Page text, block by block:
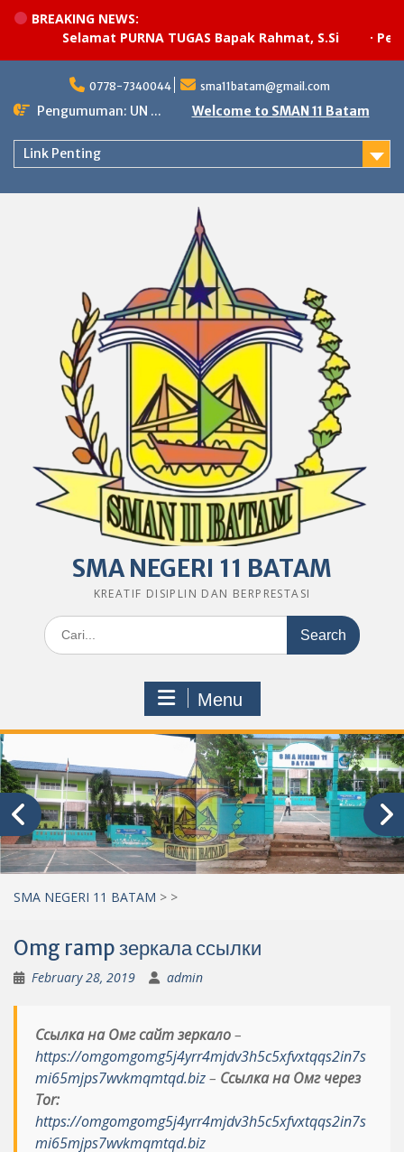
BREAKING NEWS:
Selamat PURNA TUGAS Bapak Rahmat, S.Si
content
0778-7340044 sma11batam@gmail.com
Pengumuman: UN ... Welcome to SMAN 11 Batam
Link Penting
SMA NEGERI 11 BATAM
KREATIF DISIPLIN DAN BERPRESTASI
Search
for:
Menu
SMA NEGERI 11 BATAM > >
Omg ramp зеркала ссылки
February 28, 2019 admin
Ссылка на Омг сайт зеркало–
https://omgomgomg5j4yrr4mjdv3h5c5xfvxtqqs2in7s
mi65mjps7wvkmqmtqd.biz– Ссылка на Омг через
Tor:
https://omgomgomg5j4yrr4mjdv3h5c5xfvxtqqs2in7s
mi65mjps7wvkmqmtqd.biz